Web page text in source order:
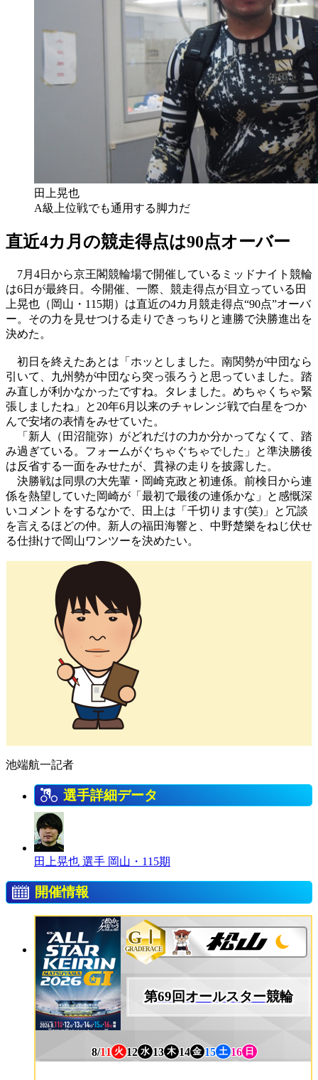
田上晃也
A級上位戦でも通用する脚力だ
直近4カ月の競走得点は90点オーバー
7月4日から京王閣競輪場で開催しているミッドナイト競輪
は6日が最終日。今開催、一際、競走得点が目立っている田
上晃也（岡山・115期）は直近の4カ月競走得点“90点”オーバ
ー。その力を見せつける走りできっちりと連勝で決勝進出を
決めた。
初日を終えたあとは「ホッとしました。南関勢が中団なら
引いて、九州勢が中団なら突っ張ろうと思っていました。踏
み直しが利かなかったですね。タレました。めちゃくちゃ緊
張しましたね」と20年6月以来のチャレンジ戦で白星をつか
んで安堵の表情をみせていた。
「新人（田沼龍弥）がどれだけの力か分かってなくて、踏
み過ぎている。フォームがぐちゃぐちゃでした」と準決勝後
は反省する一面をみせたが、貫禄の走りを披露した。
決勝戦は同県の大先輩・岡崎克政と初連係。前検日から連
係を熱望していた岡崎が「最初で最後の連係かな」と感慨深
いコメントをするなかで、田上は「千切ります(笑)」と冗談
を言えるほどの仲。新人の福田海響と、中野楚樂をねじ伏せ
る仕掛けで岡山ワンツーを決めたい。
池端航一記者
選手詳細データ
田上晃也 選手 岡山・115期
開催情報
GⅠ
GRADERACE
第69回オールスター競輪
8/11 火 12 水 13 木 14 金 15 土 16 日